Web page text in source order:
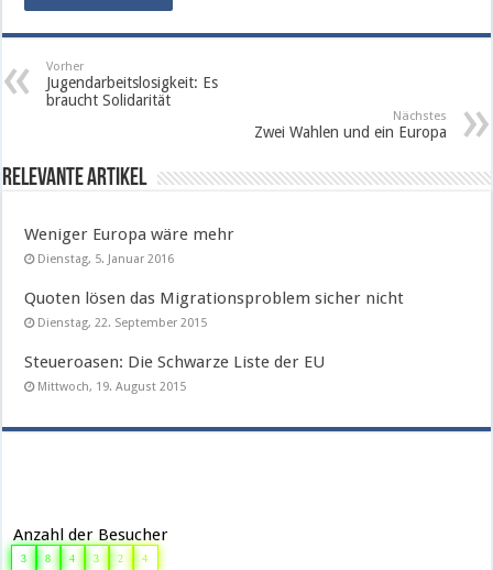
Vorher
Jugendarbeitslosigkeit: Es
braucht Solidarität
Nächstes
Zwei Wahlen und ein Europa
Relevante Artikel
Weniger Europa wäre mehr
Dienstag, 5. Januar 2016
Quoten lösen das Migrationsproblem sicher nicht
Dienstag, 22. September 2015
Steueroasen: Die Schwarze Liste der EU
Mittwoch, 19. August 2015
Anzahl der Besucher
3 8 4 3 2 4